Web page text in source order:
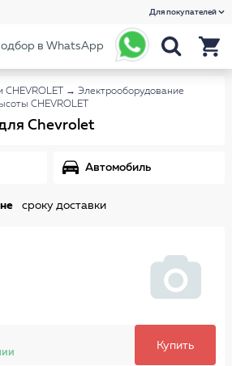
Для покупателей
в WhatsApp
→ Электрооборудование
CHEVROLET
Chevrolet
Автомобиль
сроку доставки
Купить